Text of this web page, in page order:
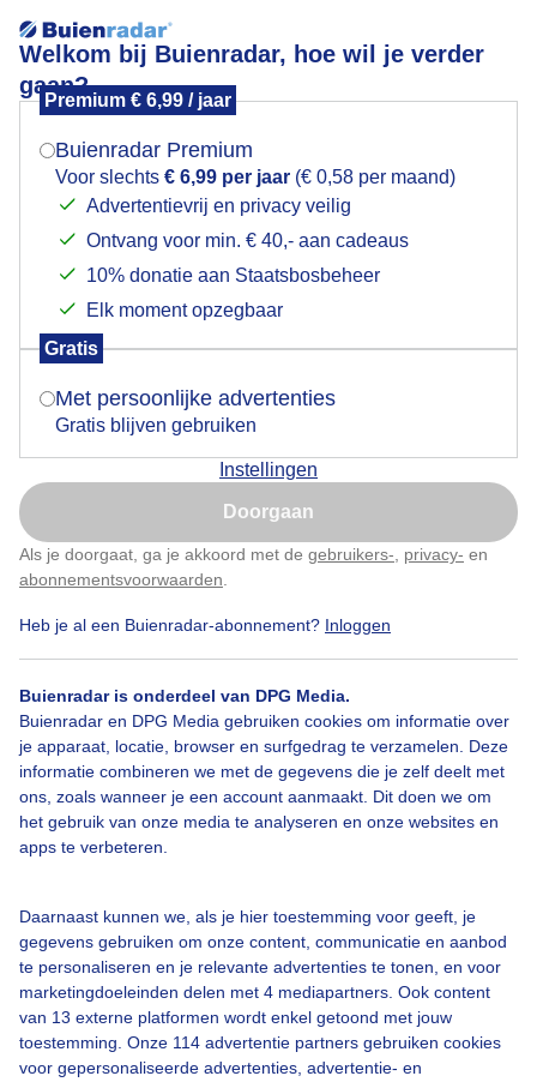
Welkom bij Buienradar, hoe wil je verder
gaan?
Premium € 6,99 / jaar
Buienradar Premium
Voor slechts € 6,99 per jaar (€ 0,58 per maand)
Advertentievrij en privacy veilig
Ontvang voor min. € 40,- aan cadeaus
10% donatie aan Staatsbosbeheer
Elk moment opzegbaar
Gratis
Met persoonlijke advertenties
Gratis blijven gebruiken
Instellingen
Doorgaan
Als je doorgaat, ga je akkoord met de gebruikers- privacy- en
abonnementsvoorwaarden
Heb je al een Buienradar-abonnement? Inloggen
Buienradar is onderdeel van DPG Media.
Buienradar en DPG Media gebruiken cookies om informatie over
je apparaat, locatie, browser en surfgedrag te verzamelen. Deze
informatie combineren we met de gegevens die je zelf deelt met
ons, zoals wanneer je een account aanmaakt. Dit doen we om
het gebruik van onze media te analyseren en onze websites en
apps te verbeteren.
Daarnaast kunnen we, als je hier toestemming voor geeft, je
gegevens gebruiken om onze content, communicatie en aanbod
te personaliseren en je relevante advertenties te tonen, en voor
marketingdoeleinden delen met 4 mediapartners. Ook content
van 13 externe platformen wordt enkel getoond met jouw
toestemming. Onze 114 advertentie partners gebruiken cookies
voor gepersonaliseerde advertenties, advertentie- en
Prima weer om vogeltjes te vangen !
Door: Geno Bijl
Bekijk slideshow
Een moment geduld aub...
Mogen we je locatie gebruiken voor het
Indien je hier nog geen akkoord op hebt gegeven,
verschijnt er zo een pop-up uit je browser waarin
Is goed, toon de popup
Nu niet, misschien later
Klik hierom dit aan te passen